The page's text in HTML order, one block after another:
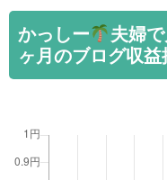
かっしー
夫婦
ヶ月のブログ収益